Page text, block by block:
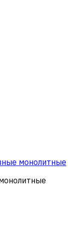
монолитные